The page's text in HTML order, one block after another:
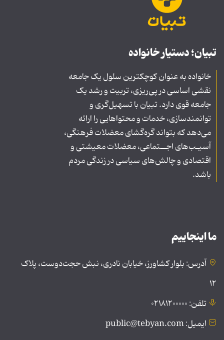
تبیان؛ دستیار خانواده
خانواده به عنوان کوچکترین سلول یک جامعه
نقشی اساسی در پی‌ریزی، تربیت و رشد یک
جامعه قوی دارد. تبیان با تسهیل‌گری و
توانمندسازی، خدمات و محتواهایی را ارائه
می‌دهد که بتواند گره‌گشای معضلات فرهنگی،
آسیـب‌های اجــتماعی، معضلات معیشتی و
اقتصادی و چالش‌های سیاسی در زندگی مردم
باشد.
ما اینجاییم
آدرس: بلوار کشاورز، خیابان نادری، نبش حجت‌دوست، پلاک
۱۲
تلفن: ۰۲۱۸۱۲۰۰۰۰۰
ایمیل: public@tebyan.com